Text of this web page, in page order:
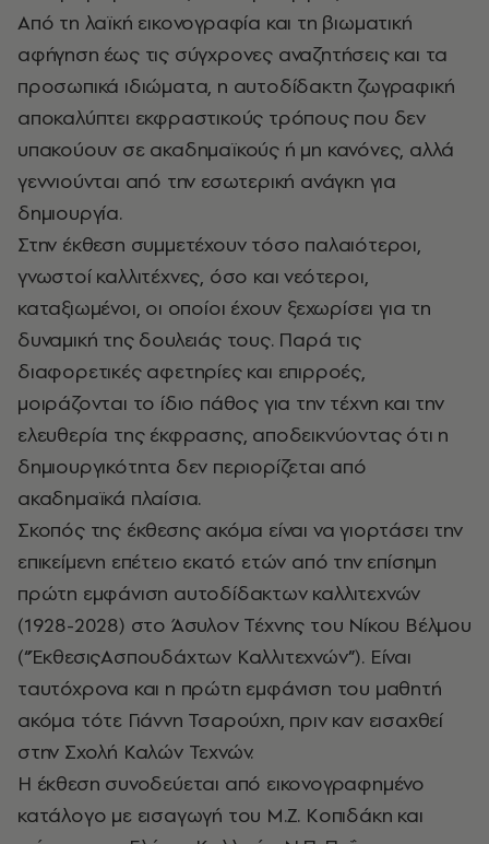
Από τη λαϊκή εικονογραφία και τη βιωματική
αφήγηση έως τις σύγχρονες αναζητήσεις και τα
προσωπικά ιδιώματα, η αυτοδίδακτη ζωγραφική
αποκαλύπτει εκφραστικούς τρόπους που δεν
υπακούουν σε ακαδημαϊκούς ή μη κανόνες, αλλά
γεννιούνται από την εσωτερική ανάγκη για
δημιουργία.
Στην έκθεση συμμετέχουν τόσο παλαιότεροι,
γνωστοί καλλιτέχνες, όσο και νεότεροι,
καταξιωμένοι, οι οποίοι έχουν ξεχωρίσει για τη
δυναμική της δουλειάς τους. Παρά τις
διαφορετικές αφετηρίες και επιρροές,
μοιράζονται το ίδιο πάθος για την τέχνη και την
ελευθερία της έκφρασης, αποδεικνύοντας ότι η
δημιουργικότητα δεν περιορίζεται από
ακαδημαϊκά πλαίσια.
Σκοπός της έκθεσης ακόμα είναι να γιορτάσει την
επικείμενη επέτειο εκατό ετών από την επίσημη
πρώτη εμφάνιση αυτοδίδακτων καλλιτεχνών
(1928-2028) στο Άσυλον Τέχνης του Νίκου Βέλμου
(“ΈκθεσιςΑσπουδάχτων Καλλιτεχνών”). Είναι
ταυτόχρονα και η πρώτη εμφάνιση του μαθητή
ακόμα τότε Γιάννη Τσαρούχη, πριν καν εισαχθεί
στην Σχολή Καλών Τεχνών.
Η έκθεση συνοδεύεται από εικονογραφημένο
κατάλογο με εισαγωγή του Μ.Ζ. Κοπιδάκη και